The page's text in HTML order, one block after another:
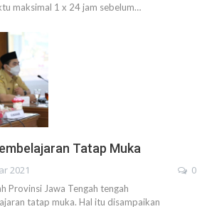
maksimal 1 x 24 jam sebelum…
Tatap Muka
2021 0
Provinsi Jawa Tengah tengah
tatap muka. Hal itu disampaikan